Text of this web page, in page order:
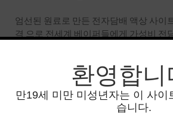
엄선된 원료로 만든 전자담배 액상 사이
격 으로 전세계 베이퍼들에게 가성비 전
HiLIQ 소식 메일구독 등록하기
환영합니
만19세 미만 미성년자는 이 사이
습니다.